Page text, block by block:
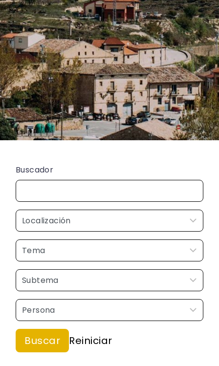
Buscador